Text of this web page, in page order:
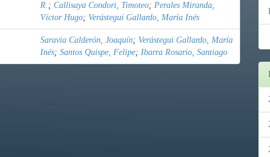
R. ; Callisaya Condori, Timoteo; Perales Miranda,
Víctor Hugo; Verástegui Gallardo, María Inés
Saravia Calderón, Joaquín; Verástegui Gallardo, María
Inés; Santos Quispe, Felipe; Ibarra Rosario, Santiago